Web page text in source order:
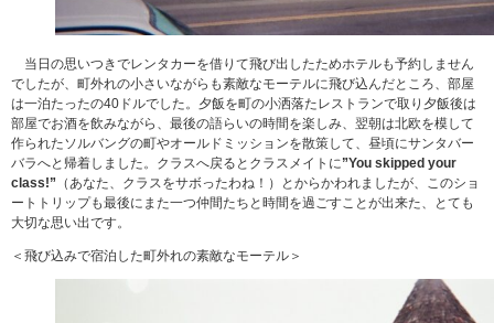
当日の思いつきでレンタカーを借りて飛び出したためホテルも予約しません
でしたが、町外れの小さいながらも素敵なモーテルに飛び込んだところ、部屋
は一泊たったの40ドルでした。夕飯を町の小洒落たレストランで取り夕飯後は
部屋でお酒を飲みながら、最後の語らいの時間を楽しみ、翌朝は北欧を模して
作られたソルバングの町やオールドミッションを散策して、昼頃にサンタバー
バラへと帰着しました。クラスへ戻るとクラスメイトに”You skipped your
class!” （あなた、クラスをサボったわね！）とからかわれましたが、このショ
ートトリップも最後にまた一つ仲間たちと時間を過ごすことが出来た、とても
大切な思い出です。
＜飛び込みで宿泊した町外れの素敵なモーテル＞